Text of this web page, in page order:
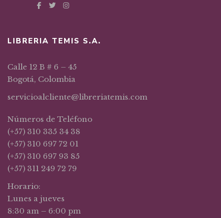
LIBRERIA TEMIS S.A.
Calle 12 B # 6 – 45
Bogotá, Colombia
servicioalcliente@libreriatemis.com
Números de Teléfono
(+57) 310 335 34 38
(+57) 310 697 72 01
(+57) 310 697 93 85
(+57) 311 249 72 79
Horario:
Lunes a jueves
8:30 am – 6:00 pm